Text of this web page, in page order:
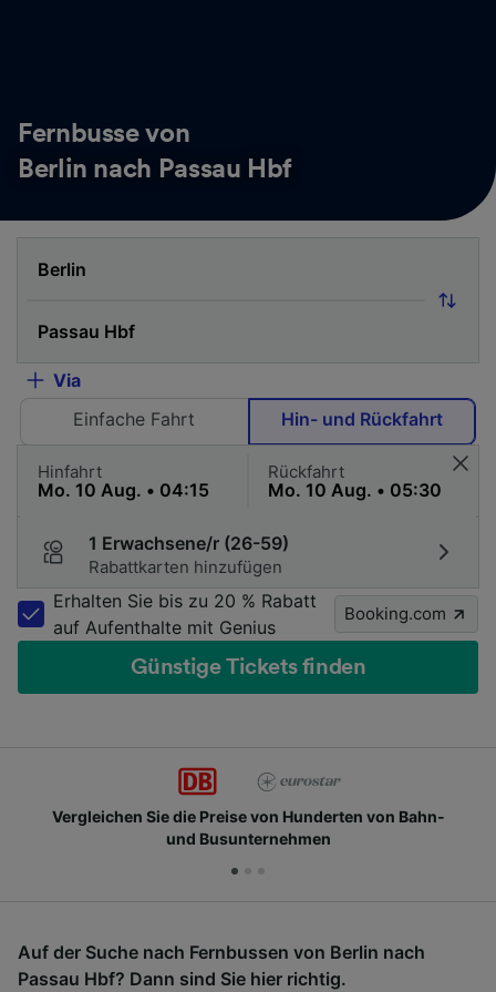
Fernbusse von
Berlin nach Passau Hbf
Via
Einfache Fahrt
Hin- und Rückfahrt
Hinfahrt Rückfahrt
1 Erwachsene/r (26-59)
Rabattkarten hinzufügen
Erhalten Sie bis zu 20 % Rabatt
auf Aufenthalte mit Genius
Booking.com
Günstige Tickets finden
Vergleichen Sie die Preise von Hunderten von Bahn-
und Busunternehmen
Auf der Suche nach Fernbussen von Berlin nach
Passau Hbf? Dann sind Sie hier richtig.